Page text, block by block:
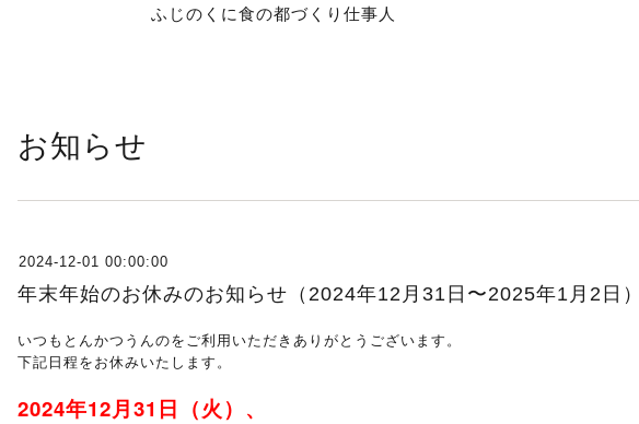
ふじのくに食の都づくり仕事人
お知らせ
2024-12-01 00:00:00
年末年始のお休みのお知らせ（2024年12月31日〜2025年1月2日）
いつもとんかつうんのをご利用いただきありがとうございます。
下記日程をお休みいたします。
2024年12月31日（火）、